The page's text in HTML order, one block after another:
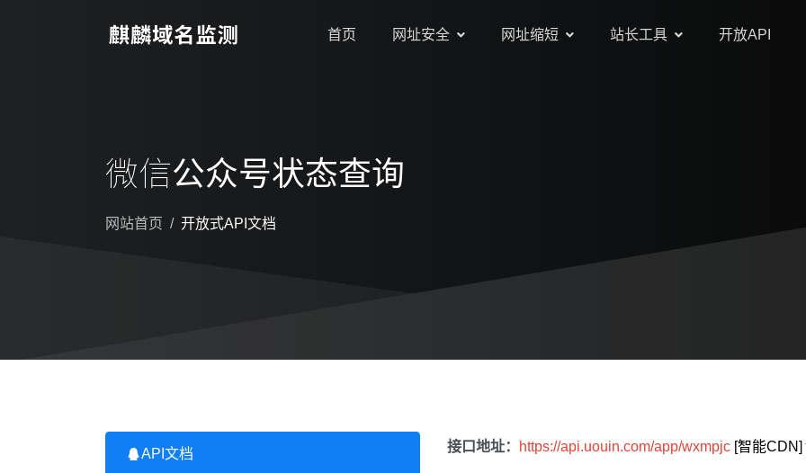
首页 网址安全 网址缩短 站长工具 开放API
微信公众号状态查询
网站首页 开放式API文档
API文档 接口地址： https://api.uouin.com/app/wxmpjc